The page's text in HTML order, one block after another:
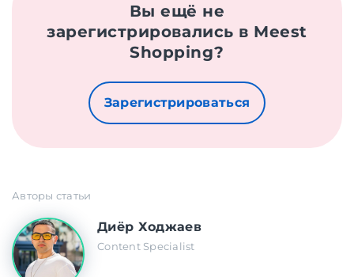
Вы ещё не
зарегистрировались в Meest
Shopping?
Зарегистрироваться
Авторы статьи
Диёр Ходжаев
Content Specialist